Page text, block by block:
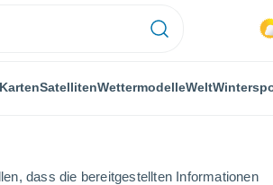
dass die bereitgestellten Informationen
SatellitenWettermodelleWelt